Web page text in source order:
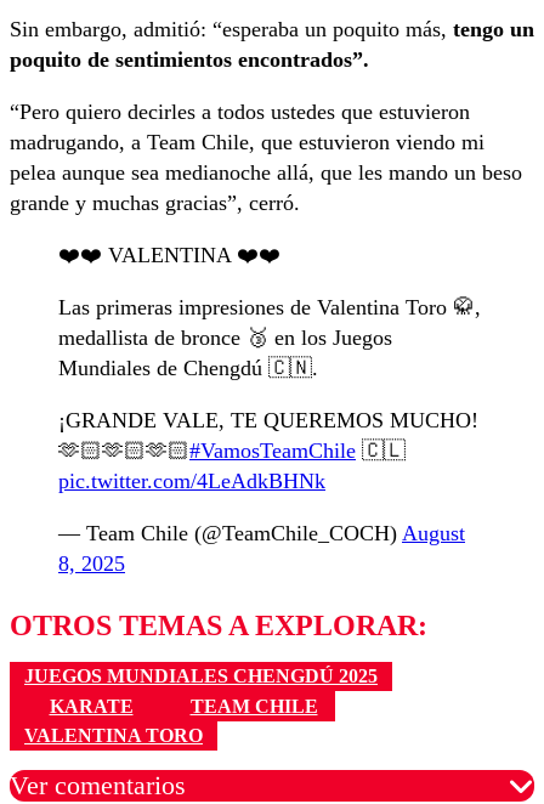
Sin embargo, admitió: “esperaba un poquito más, tengo un
poquito de sentimientos encontrados”.
“Pero quiero decirles a todos ustedes que estuvieron
madrugando, a Team Chile, que estuvieron viendo mi
pelea aunque sea medianoche allá, que les mando un beso
grande y muchas gracias”, cerró.
❤️❤️ VALENTINA ❤️❤️
Las primeras impresiones de Valentina Toro 🥋,
medallista de bronce 🥉 en los Juegos
Mundiales de Chengdú 🇨🇳.
¡GRANDE VALE, TE QUEREMOS MUCHO!
🫶🏻🫶🏻🫶🏻#VamosTeamChile 🇨🇱
pic.twitter.com/4LeAdkBHNk
— Team Chile (@TeamChile_COCH) August
8, 2025
OTROS TEMAS A EXPLORAR:
JUEGOS MUNDIALES CHENGDÚ 2025
KARATE
TEAM CHILE
VALENTINA TORO
Ver comentarios